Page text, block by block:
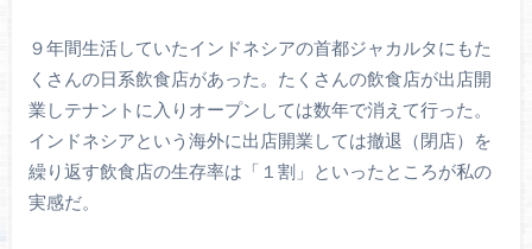
９年間生活していたインドネシアの首都ジャカルタにもた
くさんの日系飲食店があった。たくさんの飲食店が出店開
業しテナントに入りオープンしては数年で消えて行った。
インドネシアという海外に出店開業しては撤退（閉店）を
繰り返す飲食店の生存率は「１割」といったところが私の
実感だ。